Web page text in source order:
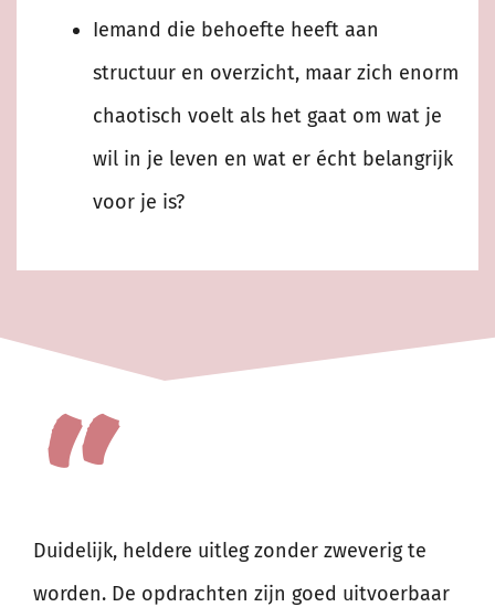
Iemand die behoefte heeft aan
structuur en overzicht, maar zich enorm
chaotisch voelt als het gaat om wat je
wil in je leven en wat er écht belangrijk
voor je is?
“
Duidelijk, heldere uitleg zonder zweverig te
worden. De opdrachten zijn goed uitvoerbaar